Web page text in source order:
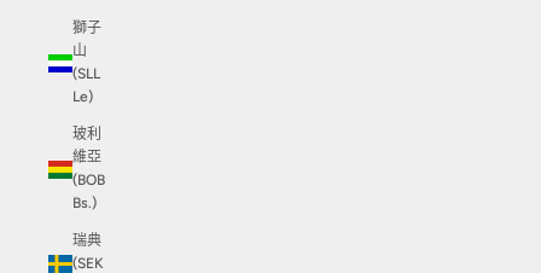
獅子
山
(SLL
Le)
玻利
維亞
(BOB
Bs.)
瑞典
(SEK